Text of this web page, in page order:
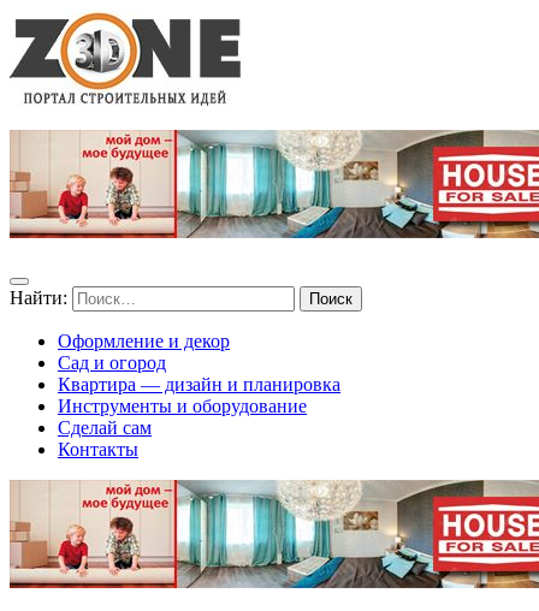
Найти:
Оформление и декор
Сад и огород
Квартира — дизайн и планировка
Инструменты и оборудование
Сделай сам
Контакты